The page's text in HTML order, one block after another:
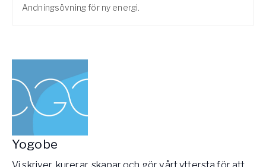
Andningsövning för ny energi.
Yogobe